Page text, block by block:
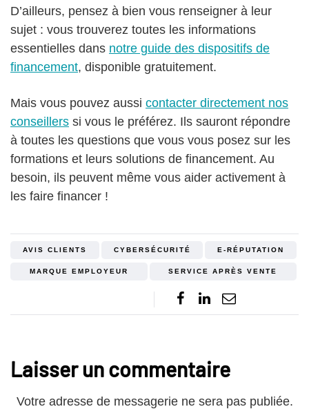
D’ailleurs, pensez à bien vous renseigner à leur
sujet : vous trouverez toutes les informations
essentielles dans notre guide des dispositifs de
financement, disponible gratuitement.
Mais vous pouvez aussi contacter directement nos
conseillers si vous le préférez. Ils sauront répondre
à toutes les questions que vous vous posez sur les
formations et leurs solutions de financement. Au
besoin, ils peuvent même vous aider activement à
les faire financer !
AVIS CLIENTS CYBERSÉCURITÉ E-RÉPUTATION
MARQUE EMPLOYEUR SERVICE APRÈS VENTE
Laisser un commentaire
Votre adresse de messagerie ne sera pas publiée.